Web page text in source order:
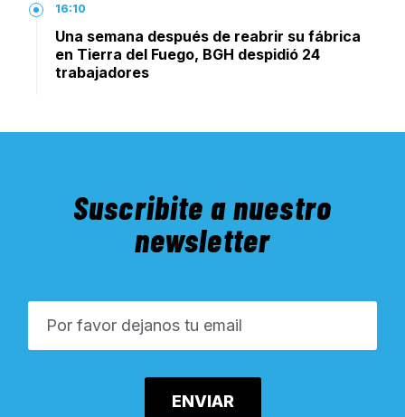
16:10
Una semana después de reabrir su fábrica
en Tierra del Fuego, BGH despidió 24
trabajadores
Suscribite a nuestro
newsletter